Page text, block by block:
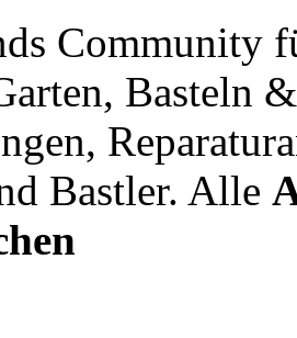
Community
Basteln
Bastler. Alle